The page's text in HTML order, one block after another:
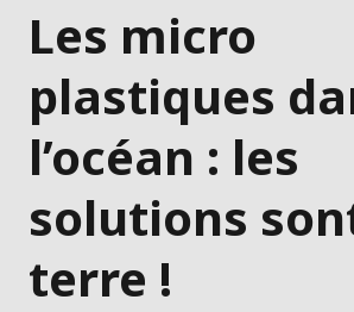
Les micro
plastiques
l’océan : les
solutions
terre !